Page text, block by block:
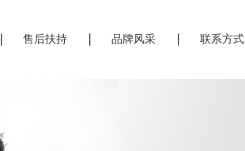
售后扶持 品牌风采 联系方式